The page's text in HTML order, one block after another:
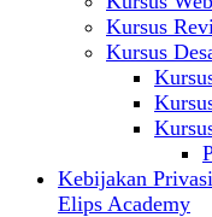
Kursus
Kursus
Kebijakan
Elips Academy